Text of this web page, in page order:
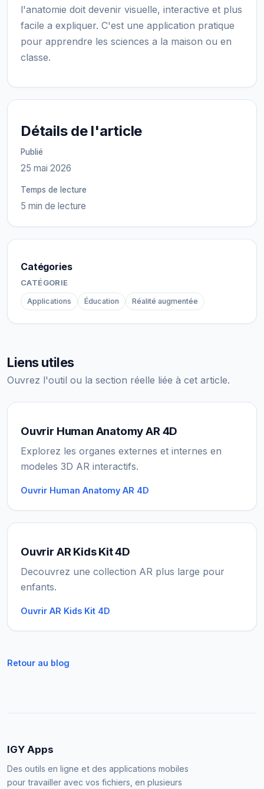
l'anatomie doit devenir visuelle, interactive et plus
facile a expliquer. C'est une application pratique
pour apprendre les sciences a la maison ou en
classe.
Détails de l'article
Publié
25 mai 2026
Temps de lecture
5 min de lecture
Catégories
CATÉGORIE
Applications Éducation Réalité augmentée
Liens utiles
Ouvrez l'outil ou la section réelle liée à cet article.
Ouvrir Human Anatomy AR 4D
Explorez les organes externes et internes en
modeles 3D AR interactifs.
Ouvrir Human Anatomy AR 4D
Ouvrir AR Kids Kit 4D
Decouvrez une collection AR plus large pour
enfants.
Ouvrir AR Kids Kit 4D
Retour au blog
IGY Apps
Des outils en ligne et des applications mobiles
pour travailler avec vos fichiers, en plusieurs